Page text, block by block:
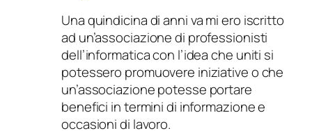
Una quindicina di anni va mi ero iscritto
ad un’associazione di professionisti
dell’informatica con l’idea che uniti si
potessero promuovere iniziative o che
un’associazione potesse portare
benefici in termini di informazione e
occasioni di lavoro.